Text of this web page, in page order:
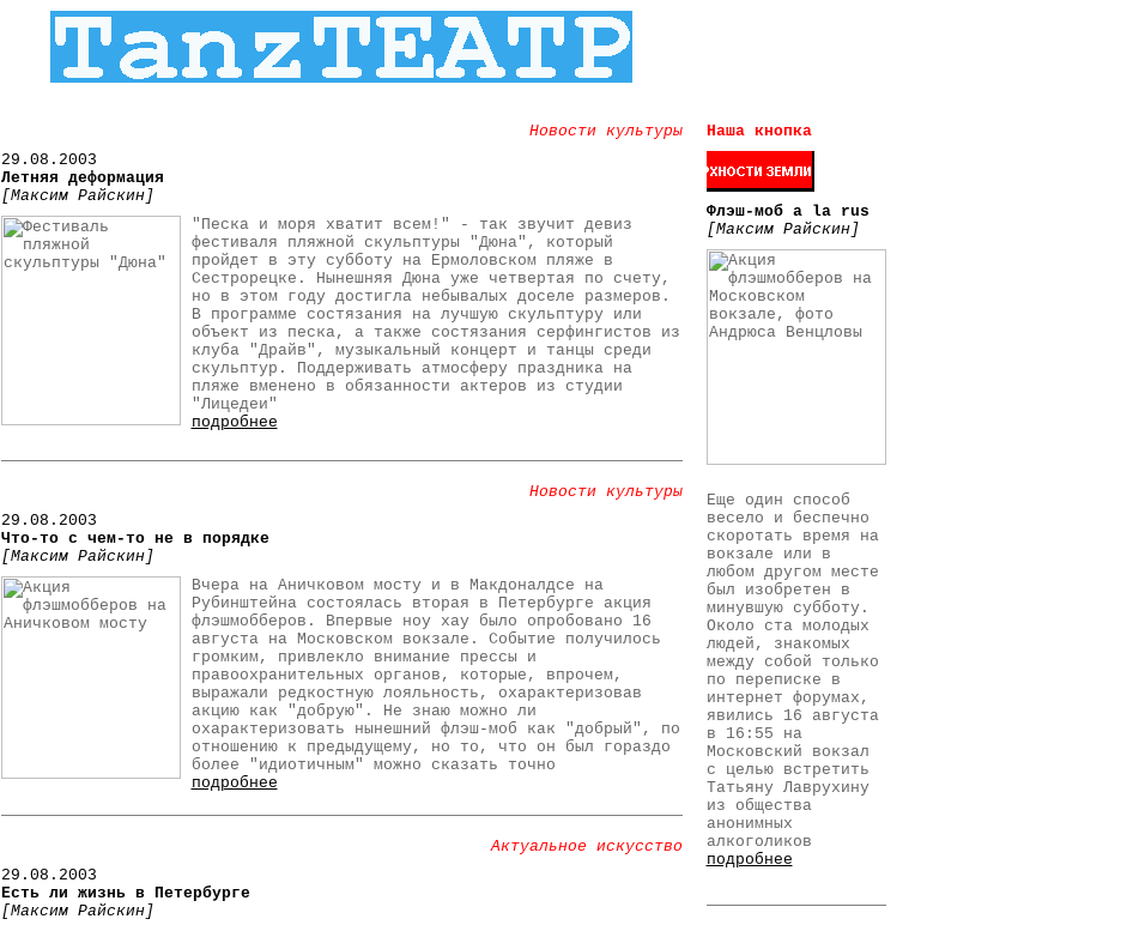
Новости культуры
29.08.2003
Летняя деформация
[Максим Райскин]
"Песка и моря хватит всем!" - так звучит девиз
фестиваля пляжной скульптуры "Дюна", который
пройдет в эту субботу на Ермоловском пляже в
Сестрорецке. Нынешняя Дюна уже четвертая по счету,
но в этом году достигла небывалых доселе размеров.
В программе состязания на лучшую скульптуру или
объект из песка, а также состязания серфингистов из
клуба "Драйв", музыкальный концерт и танцы среди
скульптур. Поддерживать атмосферу праздника на
пляже вменено в обязанности актеров из студии
"Лицедеи"
подробнее
Новости культуры
29.08.2003
Что-то с чем-то не в порядке
[Максим Райскин]
Вчера на Аничковом мосту и в Макдоналдсе на
Рубинштейна состоялась вторая в Петербурге акция
флэшмобберов. Впервые ноу хау было опробовано 16
августа на Московском вокзале. Событие получилось
громким, привлекло внимание прессы и
правоохранительных органов, которые, впрочем,
выражали редкостную лояльность, охарактеризовав
акцию как "добрую". Не знаю можно ли
охарактеризовать нынешний флэш-моб как "добрый", по
отношению к предыдущему, но то, что он был гораздо
более "идиотичным" можно сказать точно
подробнее
Актуальное искусство
29.08.2003
Есть ли жизнь в Петербурге
[Максим Райскин]
Наша кнопка
Флэш-моб a la rus
[Максим Райскин]
Еще один способ
весело и беспечно
скоротать время на
вокзале или в
любом другом месте
был изобретен в
минувшую субботу.
Около ста молодых
людей, знакомых
между собой только
по переписке в
интернет форумах,
явились 16 августа
в 16:55 на
Московский вокзал
с целью встретить
Татьяну Лаврухину
из общества
анонимных
алкоголиков
подробнее